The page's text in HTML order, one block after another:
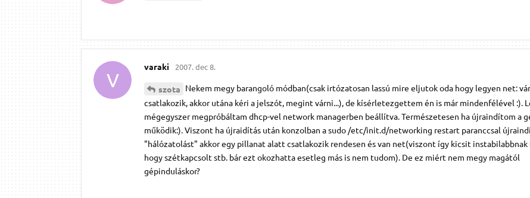
V
varaki 2007. dec 8.
szota Nekem megy barangoló módban(csak irtózatosan lassú mire eljutok oda hogy legyen net:
csatlakozik, akkor utána kéri a jelszót, megint várni...), de kísérletezgettem én is már mindenfélével :).
mégegyszer megpróbáltam dhcp-vel network managerben beállítva. Természetesen ha újraindítom a
működik:). Viszont ha újraidítás után konzolban a sudo /etc/init.d/networking restart paranccsal
"hálózatolást" akkor egy pillanat alatt csatlakozik rendesen és van net(viszont így kicsit
hogy szétkapcsolt stb. bár ezt okozhatta esetleg más is nem tudom). De ez miért nem megy magától
gépinduláskor?